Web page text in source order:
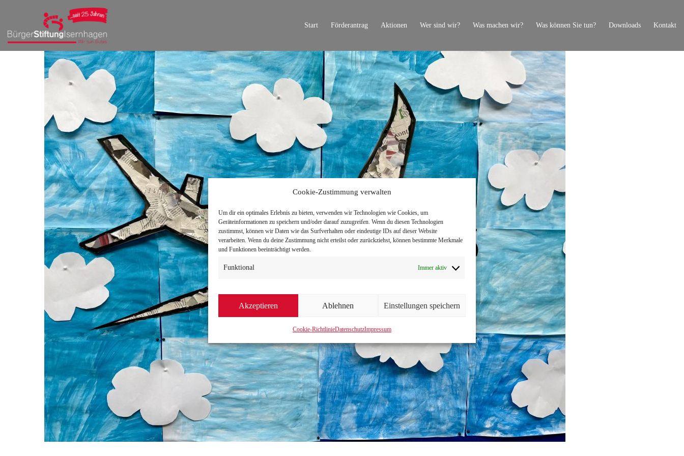
Cookie-Zustimmung verwalten
Um dir ein optimales Erlebnis zu bieten, verwenden wir Technologien wie Cookies, um
Geräteinformationen zu speichern und/oder darauf zuzugreifen. Wenn du diesen Technologien
zustimmst, können wir Daten wie das Surfverhalten oder eindeutige IDs auf dieser Website
verarbeiten. Wenn du deine Zustimmung nicht erteilst oder zurückziehst, können bestimmte Merkmale
und Funktionen beeinträchtigt werden.
Funktional Immer aktiv
Akzeptieren Ablehnen Einstellungen speichern
Cookie-RichtlinieDatenschutzImpressum
Start Förderantrag Aktionen Wer sind wir? Was machen wir? Was können Sie tun? Downloads Kontakt